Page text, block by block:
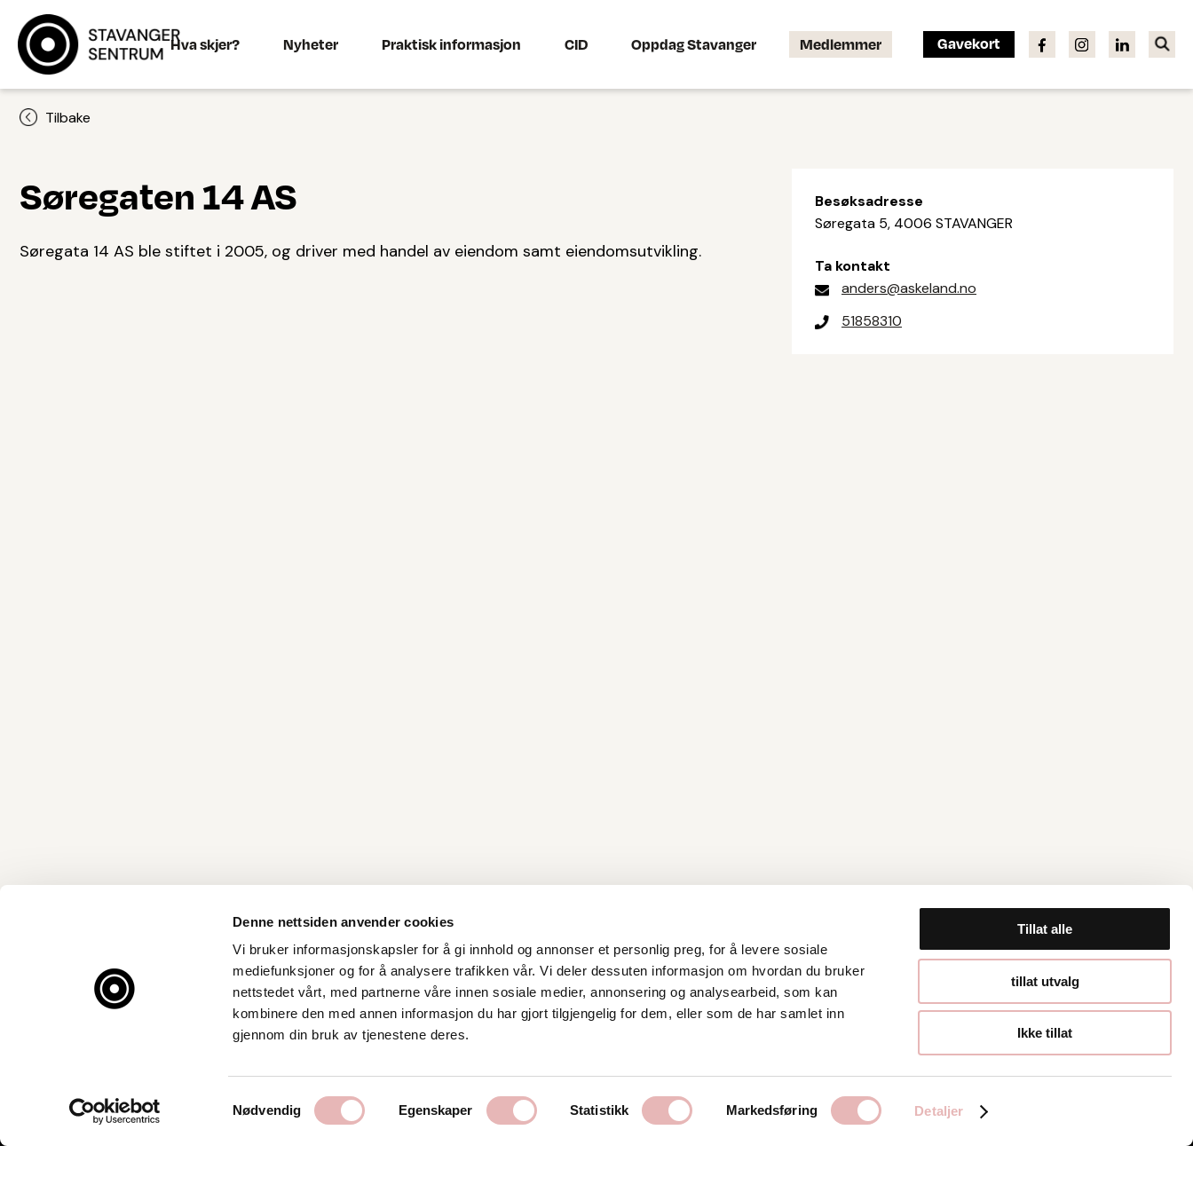
Denne nettsiden anvender cookies
Vi bruker informasjonskapsler for å gi innhold og annonser et personlig preg, for å levere sosiale
mediefunksjoner og for å analysere trafikken vår. Vi deler dessuten informasjon om hvordan du bruker
nettstedet vårt, med partnerne våre innen sosiale medier, annonsering og analysearbeid, som kan
kombinere den med annen informasjon du har gjort tilgjengelig for dem, eller som de har samlet inn
gjennom din bruk av tjenestene deres.
Samtykkevalg
Nødvendig Egenskaper Statistikk Markedsføring Detaljer
Tillat alle
tillat utvalg
Ikke tillat
Hva skjer? Nyheter Praktisk informasjon CID Oppdag Stavanger Medlemmer Gavekort
Tilbake
Søregaten 14 AS
Søregata 14 AS ble stiftet i 2005, og driver med handel av eiendom samt eiendomsutvikling.
Besøksadresse
Søregata 5, 4006 STAVANGER
Ta kontakt
anders@askeland.no
51858310
Kontakt oss
Stavanger Sentrum AS
Østervåg 6
Tlf:51 89 51 51
post@byen.no
Åpningstider
Hverdager 10:00-
Lørdager 10:00-16:00